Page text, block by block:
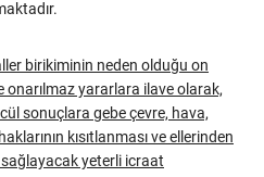
birikiminin neden olduğu on
onarılmaz yararlara ilave olarak,
sonuçlara gebe çevre, hava,
kısıtlanması ve ellerinden
sağlayacak yeterli icraat